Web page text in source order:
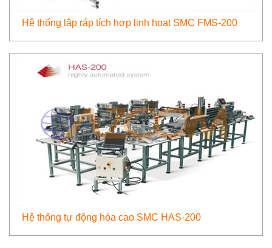
Hệ thống lắp ráp tích hợp linh hoạt SMC FMS-200
Hệ thống tự động hóa cao SMC HAS-200